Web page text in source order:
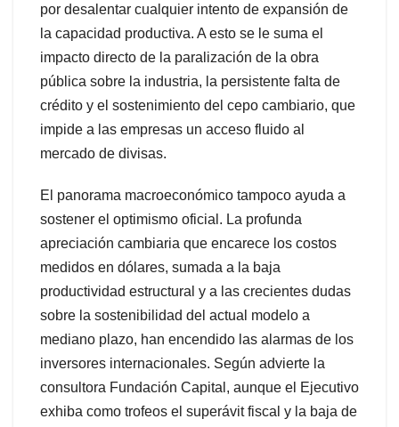
por desalentar cualquier intento de expansión de
la capacidad productiva. A esto se le suma el
impacto directo de la paralización de la obra
pública sobre la industria, la persistente falta de
crédito y el sostenimiento del cepo cambiario, que
impide a las empresas un acceso fluido al
mercado de divisas.
El panorama macroeconómico tampoco ayuda a
sostener el optimismo oficial. La profunda
apreciación cambiaria que encarece los costos
medidos en dólares, sumada a la baja
productividad estructural y a las crecientes dudas
sobre la sostenibilidad del actual modelo a
mediano plazo, han encendido las alarmas de los
inversores internacionales. Según advierte la
consultora Fundación Capital, aunque el Ejecutivo
exhiba como trofeos el superávit fiscal y la baja de